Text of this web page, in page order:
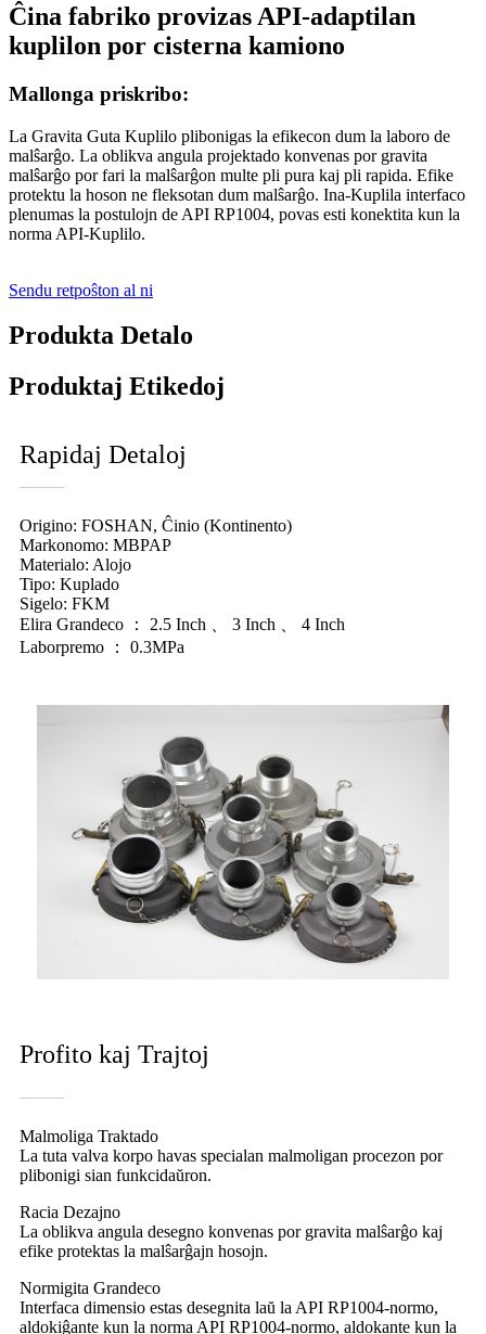
Ĉina fabriko provizas API-adaptilan
kuplilon por cisterna kamiono
Mallonga priskribo:
La Gravita Guta Kuplilo plibonigas la efikecon dum la laboro de
malŝarĝo. La oblikva angula projektado konvenas por gravita
malŝarĝo por fari la malŝarĝon multe pli pura kaj pli rapida. Efike
protektu la hoson ne fleksotan dum malŝarĝo. Ina-Kuplila interfaco
plenumas la postulojn de API RP1004, povas esti konektita kun la
norma API-Kuplilo.
Sendu retpoŝton al ni
Produkta Detalo
Produktaj Etikedoj
Rapidaj Detaloj
Origino: FOSHAN, Ĉinio (Kontinento)
Markonomo: MBPAP
Materialo: Alojo
Tipo: Kuplado
Sigelo: FKM
Elira Grandeco ： 2.5 Inch 、 3 Inch 、 4 Inch
Laborpremo ： 0.3MPa
Profito kaj Trajtoj
Malmoliga Traktado
La tuta valva korpo havas specialan malmoligan procezon por
plibonigi sian funkcidaŭron.
Racia Dezajno
La oblikva angula desegno konvenas por gravita malŝarĝo kaj
efike protektas la malŝarĝajn hosojn.
Normigita Grandeco
Interfaca dimensio estas desegnita laŭ la API RP1004-normo,
aldokiĝante kun la norma API RP1004-normo, aldokante kun la